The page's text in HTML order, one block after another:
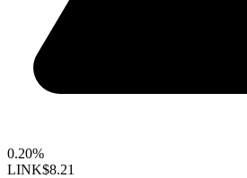
0.20%
LINK$8.21